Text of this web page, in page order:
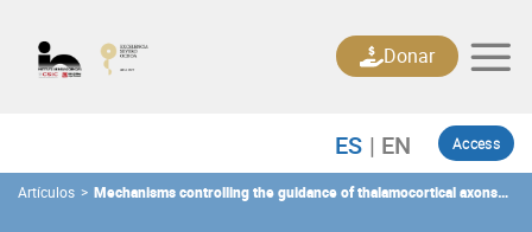
content
Access
Donar
Artículos > Mechanisms controlling the guidance of thalamocortical axons